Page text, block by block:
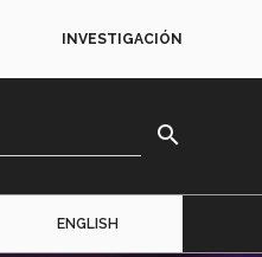
INVESTIGACIÓN
search
ENGLISH